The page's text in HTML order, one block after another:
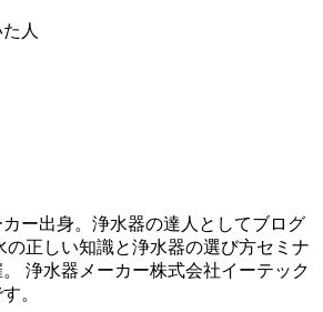
人
ー出身。浄水器の達人としてブログ
の正しい知識と浄水器の選び方セミナ
浄水器メーカー株式会社イーテック
。